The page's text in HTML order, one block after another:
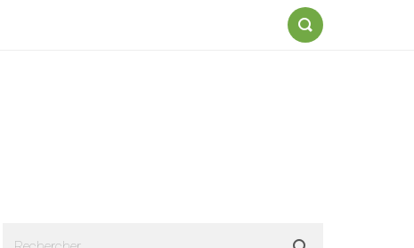
Sidebar